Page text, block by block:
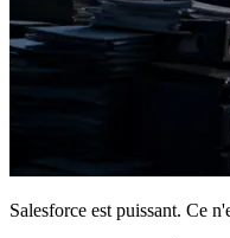
Salesforce est puissant. Ce